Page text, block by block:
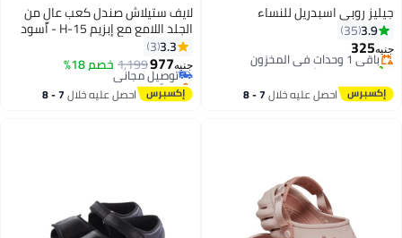
4
جيليز روبي اسبدريل للنساء
3.9
35
جنيه325
#5 في صنادل مسطحة
توصيل مجاني
باقي 1 وحدات في المخزون
تم بيع +20 مؤخرًا
احصل عليه خلال 7 - 8
4
لايف ستيلاش صندل كعب عالٍ من
الجلد اللامع مع إبزيم H-15 - أسود
3.3
3
جنيه977
1,199خصم 18% توصيل مجاني
بتخلّص بسرعة
توصيل مجانياحصل عليه خلال 7 - 8